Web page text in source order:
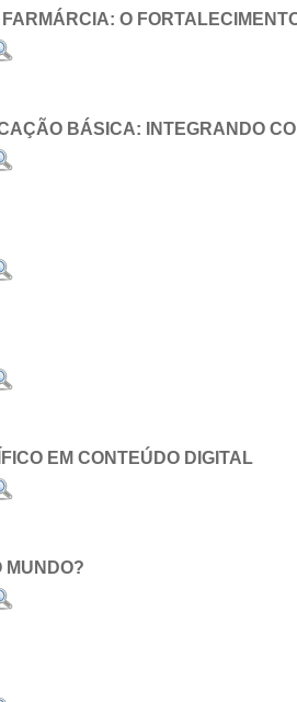
O
BÁSICA: INTEGRANDO
EM CONTEÚDO DIGITAL
MUNDO?